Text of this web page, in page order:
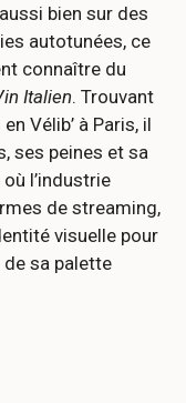
bien sur des
autotunées, ce
connaître du
Italien. Trouvant
Vélib’ à Paris, il
ses peines et sa
l’industrie
de streaming,
visuelle pour
de sa palette